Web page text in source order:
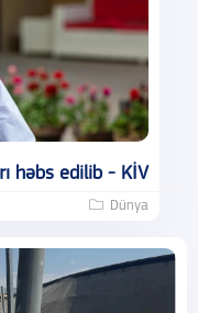
həbs edilib - KİV
Dünya